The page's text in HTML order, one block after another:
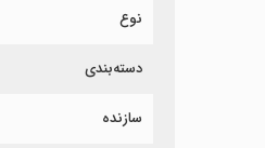
نوع
دسته‌بندی
سازنده